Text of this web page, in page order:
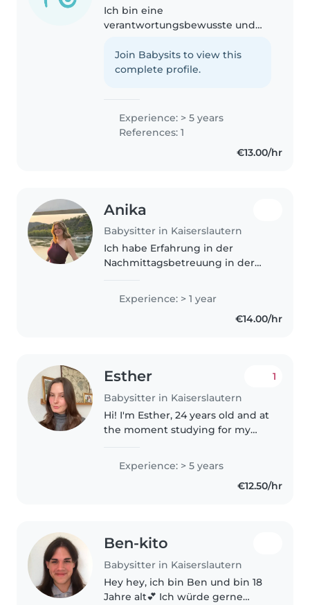
Ich bin eine
verantwortungsbewusste und
fünf Jahren Erfahrung in der
Betreuung von Kindern aller
Join Babysits to view this
complete profile.
Experience: > 5 years
References: 1
€13.00/hr
Anika
Babysitter in Kaiserslautern
Ich habe Erfahrung in der
Nachmittagsbetreuung in der
verschiedene Dinge getan habe,
um Kinder zu beschäftigen. Ich
studiere Grundschullehramt und
Experience: > 1 year
€14.00/hr
Esther
Babysitter in Kaiserslautern
1
Hi! I'm Esther, 24 years old and at
the moment studying for my
have about five years of
babysitting experience and love
to hange out with my toddler
Experience: > 5 years
€12.50/hr
Ben-kito
Babysitter in Kaiserslautern
Hey hey, ich bin Ben und bin 18
Jahre alt💕 Ich würde gerne